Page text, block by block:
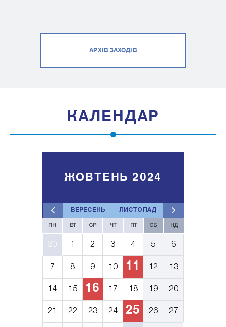
АРХІВ ЗАХОДІВ
КАЛЕНДАР
ВЕРЕСЕНЬ ЛИСТОПАД
ЖОВТЕНЬ 2024
ПН ВТ СР ЧТ ПТ СБ НД
30 1 2 3 4 5 6
7 8 9 10 11 12 13
14 15 16 17 18 19 20
21 22 23 24 25 26 27